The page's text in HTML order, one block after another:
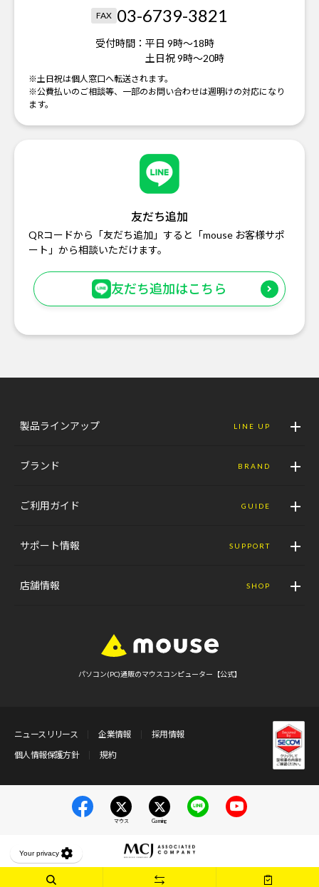
FAX 03-6739-3821
受付時間： 平日 9時～18時
土日祝 9時～20時
※土日祝は個人窓口へ転送されます。
※公費払いのご相談等、一部のお問い合わせは週明けの対応になり
ます。
友だち追加
QRコードから「友だち追加」すると「mouse お客様サポ
ート」から相談いただけます。
友だち追加はこちら
製品ラインアップ LINE UP
ブランド BRAND
ご利用ガイド GUIDE
サポート情報 SUPPORT
店舗情報 SHOP
パソコン(PC)通販のマウスコンピューター【公式】
ニュースリリース 企業情報
採用情報
個人情報保護方針
規約
マウス Gaming